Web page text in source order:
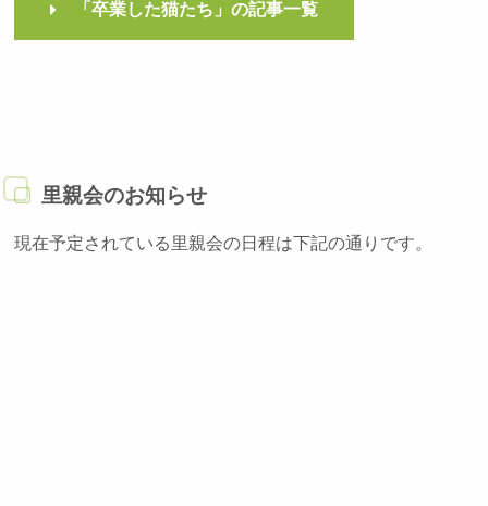
「卒業した猫たち」の記事一覧
里親会のお知らせ
現在予定されている里親会の日程は下記の通りです。